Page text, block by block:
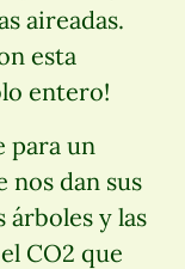
aireadas.
esta
entero!
para un
nos dan sus
árboles y las
CO2 que